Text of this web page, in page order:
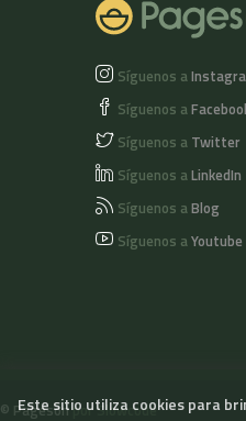
Síguenos a
Síguenos a
Síguenos a Twitter
Síguenos aLinkedIn
Síguenos aBlog
Síguenos aYoutube
© Pagesonpor Slowcode
Este sitio utiliza cookies para